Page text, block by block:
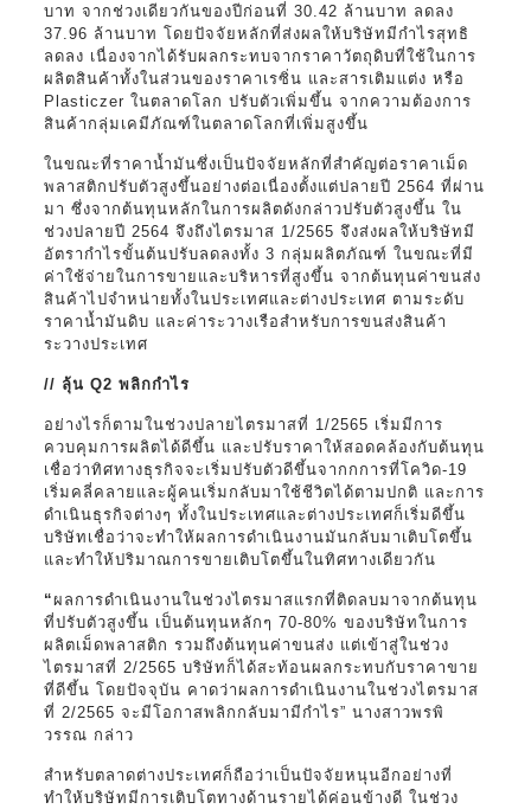
บาท จากช่วงเดียวกันของปีก่อนที่ 30.42 ล้านบาท ลดลง
37.96 ล้านบาท โดยปัจจัยหลักที่ส่งผลให้บริษัทมีกำไรสุทธิ
ลดลง เนื่องจากได้รับผลกระทบจากราคาวัตถุดิบที่ใช้ในการ
ผลิตสินค้าทั้งในส่วนของราคาเรซิ่น และสารเติมแต่ง หรือ
Plasticzer ในตลาดโลก ปรับตัวเพิ่มขึ้น จากความต้องการ
สินค้ากลุ่มเคมีภัณฑ์ในตลาดโลกที่เพิ่มสูงขึ้น
ในขณะที่ราคาน้ำมันซึ่งเป็นปัจจัยหลักที่สำคัญต่อราคาเม็ด
พลาสติกปรับตัวสูงขึ้นอย่างต่อเนื่องตั้งแต่ปลายปี 2564 ที่ผ่าน
มา ซึ่งจากต้นทุนหลักในการผลิตดังกล่าวปรับตัวสูงขึ้น ใน
ช่วงปลายปี 2564 จึงถึงไตรมาส 1/2565 จึงส่งผลให้บริษัทมี
อัตรากำไรขั้นต้นปรับลดลงทั้ง 3 กลุ่มผลิตภัณฑ์ ในขณะที่มี
ค่าใช้จ่ายในการขายและบริหารที่สูงขึ้น จากต้นทุนค่าขนส่ง
สินค้าไปจำหน่ายทั้งในประเทศและต่างประเทศ ตามระดับ
ราคาน้ำมันดิบ และค่าระวางเรือสำหรับการขนส่งสินค้า
ระวางประเทศ
// ลุ้น Q2 พลิกกำไร
อย่างไรก็ตามในช่วงปลายไตรมาสที่ 1/2565 เริ่มมีการ
ควบคุมการผลิตได้ดีขึ้น และปรับราคาให้สอดคล้องกับต้นทุน
เชื่อว่าทิศทางธุรกิจจะเริ่มปรับตัวดีขึ้นจากกการที่โควิด-19
เริ่มคลี่คลายและผู้คนเริ่มกลับมาใช้ชีวิตได้ตามปกติ และการ
ดำเนินธุรกิจต่างๆ ทั้งในประเทศและต่างประเทศก็เริ่มดีขึ้น
บริษัทเชื่อว่าจะทำให้ผลการดำเนินงานมันกลับมาเติบโตขึ้น
และทำให้ปริมาณการขายเติบโตขึ้นในทิศทางเดียวกัน
“ผลการดำเนินงานในช่วงไตรมาสแรกที่ติดลบมาจากต้นทุน
ที่ปรับตัวสูงขึ้น เป็นต้นทุนหลักๆ 70-80% ของบริษัทในการ
ผลิตเม็ดพลาสติก รวมถึงต้นทุนค่าขนส่ง แต่เข้าสู่ในช่วง
ไตรมาสที่ 2/2565 บริษัทก็ได้สะท้อนผลกระทบกับราคาขาย
ที่ดีขึ้น โดยปัจจุบัน คาดว่าผลการดำเนินงานในช่วงไตรมาส
ที่ 2/2565 จะมีโอกาสพลิกกลับมามีกำไร” นางสาวพรพิ
วรรณ กล่าว
สำหรับตลาดต่างประเทศก็ถือว่าเป็นปัจจัยหนุนอีกอย่างที่
ทำให้บริษัทมีการเติบโตทางด้านรายได้ค่อนข้างดี ในช่วง